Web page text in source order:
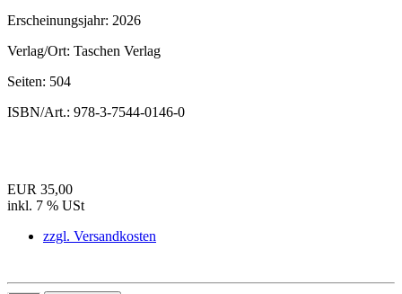
Erscheinungsjahr: 2026
Verlag/Ort: Taschen Verlag
Seiten: 504
ISBN/Art.: 978-3-7544-0146-0
EUR 35,00
inkl. 7 % USt
zzgl. Versandkosten